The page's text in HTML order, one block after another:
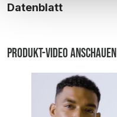
Datenblatt
Produkt-Video anschauen